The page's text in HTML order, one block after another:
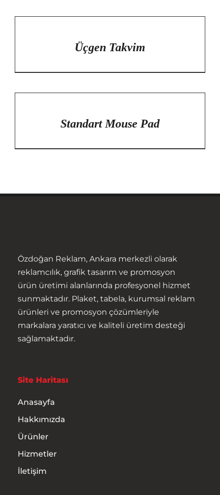
Üçgen Takvim
Standart Mouse Pad
Özdoğan Reklam, Ankara merkezli olarak
reklamcılık, grafik tasarım ve promosyon
ürün üretimi alanlarında profesyonel hizmet
sunmaktadır. Plaket, tabela, kurumsal reklam
ürünleri ve promosyon çözümleriyle
markalara yaratıcı ve kaliteli üretim desteği
sağlamaktadır.
Site Haritası
Anasayfa
Hakkımızda
Ürünler
Hizmetler
İletişim
Anasayfa
Hakkımızda
Ürünler